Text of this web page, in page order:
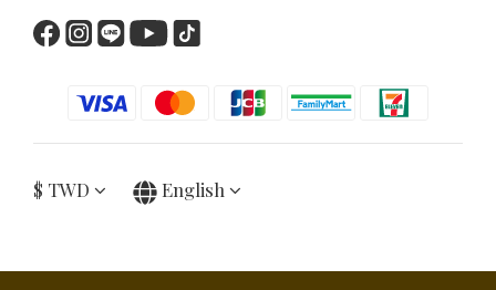
$ TWD English